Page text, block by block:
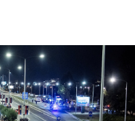
Altrecose
Mondiali calcio 2026